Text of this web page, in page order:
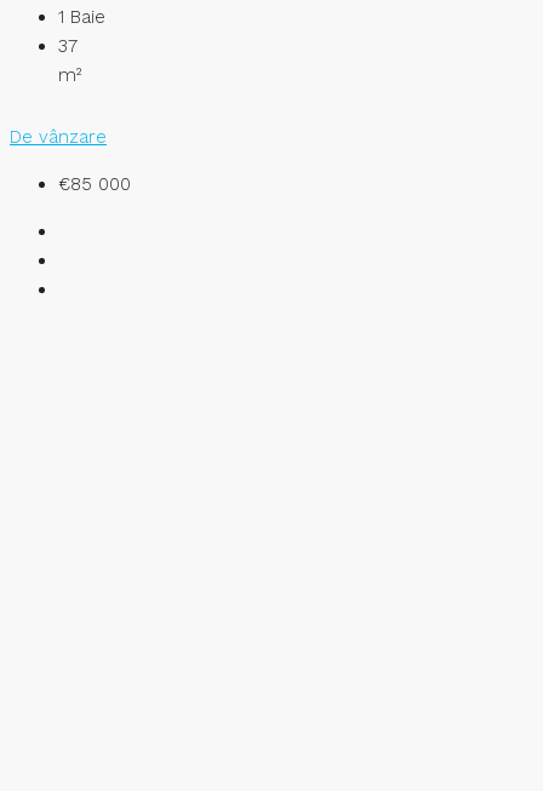
1 Baie
37
m²
De vânzare
€85 000